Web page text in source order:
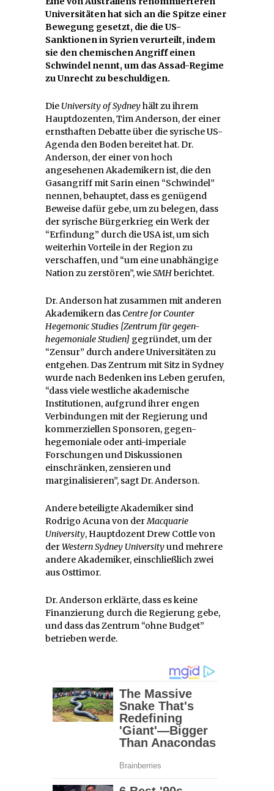
Universitäten hat sich an die Spitze einer
Bewegung gesetzt, die die US-
Sanktionen in Syrien verurteilt, indem
sie den chemischen Angriff einen
Schwindel nennt, um das Assad-Regime
zu Unrecht zu beschuldigen.
Die University of Sydneyhält zu ihrem
Hauptdozenten, Tim Anderson, der einer
ernsthaften Debatte über die syrische US-
Agenda den Boden bereitet hat. Dr.
Anderson, der einer von hoch
angesehenen Akademikern ist, die den
Gasangriff mit Sarin einen “Schwindel”
nennen, behauptet, dass es genügend
Beweise dafür gebe, um zu belegen, dass
der syrische Bürgerkrieg ein Werk der
“Erfindung” durch die USA ist, um sich
weiterhin Vorteile in der Region zu
verschaffen, und “um eine unabhängige
Nation zu zerstören”, wieSMHberichtet.
Dr. Anderson hat zusammen mit anderen
Akademikern dasCentre for Counter
Hegemonic Studies [Zentrum für gegen-
hegemoniale Studien] gegründet, um der
“Zensur” durch andere Universitäten zu
entgehen. Das Zentrum mit Sitz in Sydney
wurde nach Bedenken ins Leben gerufen,
“dass viele westliche akademische
Institutionen, aufgrund ihrer engen
Verbindungen mit der Regierung und
kommerziellen Sponsoren, gegen-
hegemoniale oder anti-imperiale
Forschungen und Diskussionen
einschränken, zensieren und
marginalisieren”, sagt Dr. Anderson.
Andere beteiligte Akademiker sind
Rodrigo Acuna von derMacquarie
University, Hauptdozent Drew Cottle von
derWestern Sydney Universityund mehrere
andere Akademiker, einschließlich zwei
aus Osttimor.
Dr. Anderson erklärte, dass es keine
Finanzierung durch die Regierung gebe,
und dass das Zentrum “ohne Budget”
betrieben werde.